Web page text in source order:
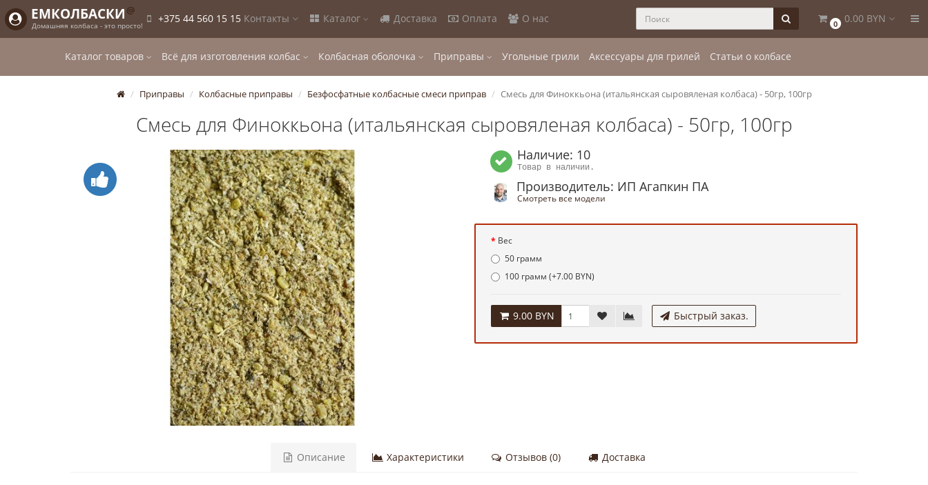
ЕМКОЛБАСКИ @
Домашняя колбаса - это просто!
+375 44 560 15 15 Контакты Каталог Доставка Оплата О нас 0 0.00 BYN
Каталог товаров Всё для изготовления колбас Колбасная оболочка Приправы Угольные грили Аксессуары для грилей Статьи о колбасе
Приправы Колбасные приправы Безфосфатные колбасные смеси приправ Смесь для Финоккьона (итальянская сыровяленая колбаса) - 50гр, 100гр
Смесь для Финоккьона (итальянская сыровяленая колбаса) - 50гр, 100гр
Наличие: 10
Товар в наличии.
Производитель: ИП Агапкин ПА
Смотреть все модели
Вес
50 грамм
100 грамм (+7.00 BYN)
9.00 BYN Быстрый заказ.
Описание Характеристики Отзывов (0) Доставка